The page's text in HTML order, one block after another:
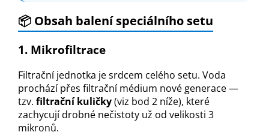
📦 Obsah balení speciálního setu
1. Mikrofiltrace
Filtrační jednotka je srdcem celého setu. Voda
prochází přes filtrační médium nové generace —
tzv. filtrační kuličky(viz bod 2 níže), které
zachycují drobné nečistoty už od velikosti 3
mikronů.